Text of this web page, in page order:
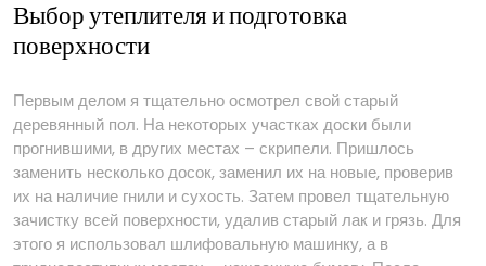
Выбор утеплителя и подготовка
поверхности
Первым делом я тщательно осмотрел свой старый
деревянный пол. На некоторых участках доски были
прогнившими, в других местах – скрипели. Пришлось
заменить несколько досок, заменил их на новые, проверив
их на наличие гнили и сухость. Затем провел тщательную
зачистку всей поверхности, удалив старый лак и грязь. Для
этого я использовал шлифовальную машинку, а в